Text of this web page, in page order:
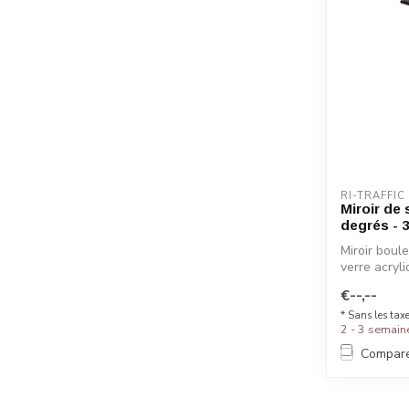
RI-TRAFFIC
Miroir de
degrés -
Miroir
verre
€--,--
* Sans les
2 - 3